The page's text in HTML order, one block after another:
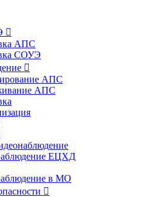

АПС
СОУЭ

АПС
АПС
ЕЦХД
в МО
